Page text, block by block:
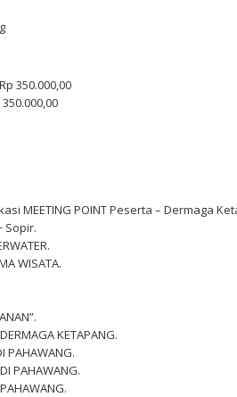
350.000,00
MEETING POINT Peserta – Dermaga
Sopir.
WISATA.
KETAPANG.
PAHAWANG.
PAHAWANG.